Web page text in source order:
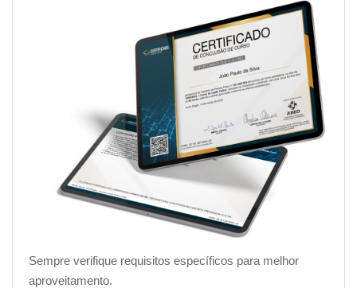
Interações especiais com humanos
Cães para portadores de deficiência visual
Cães para portadores de deficiência auditiva
Cães para paraplégicos
Sempre verifique requisitos específicos para melhor
aproveitamento.